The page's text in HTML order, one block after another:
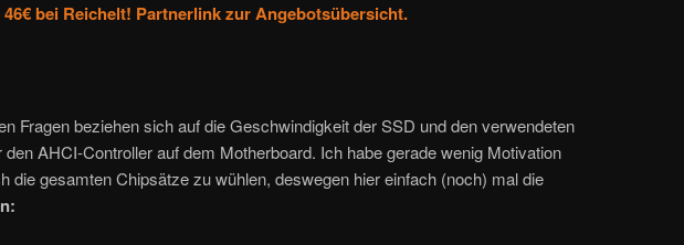
46€ bei Reichelt! Partnerlink zur Angebotsübersicht.
Fragen beziehen sich auf die Geschwindigkeit der SSD und den verwendeten
den AHCI-Controller auf dem Motherboard. Ich habe gerade wenig Motivation
die gesamten Chipsätze zu wühlen, deswegen hier einfach (noch) mal die